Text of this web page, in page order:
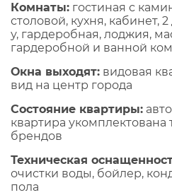
Комнаты: гостиная с
столовой, кухня, кабинет,
у, гардеробная, лоджия,
гардеробной и ванной
Окна выходят: видовая
вид на центр города
Состояние квартиры:
квартира
брендов
Техническая
очистки воды, бойлер,
пола